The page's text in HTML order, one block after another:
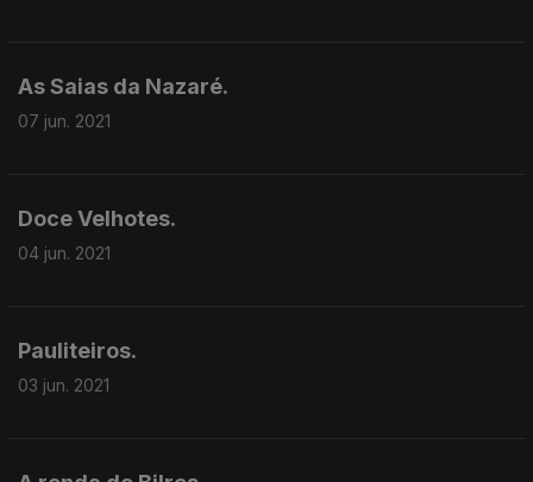
As Saias da Nazaré.
07 jun. 2021
Doce Velhotes.
04 jun. 2021
Pauliteiros.
03 jun. 2021